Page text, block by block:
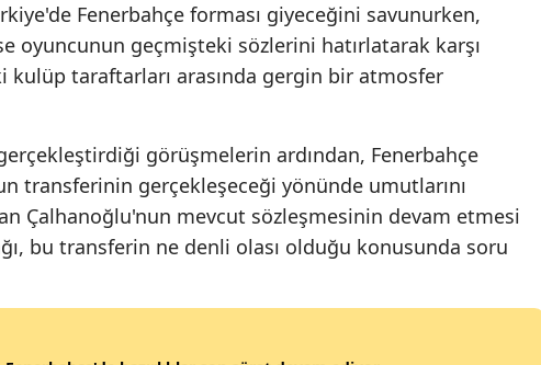
Muş
Nevşehir
Ordu
Rize
Sakarya
Fenerbahçe forması giyeceğini savunurken,
oyuncunun geçmişteki sözlerini hatırlatarak karşı
kulüp taraftarları arasında gergin bir atmosfer
görüşmelerin ardından, Fenerbahçe
transferinin gerçekleşeceği yönünde umutlarını
Çalhanoğlu'nun mevcut sözleşmesinin devam etmesi
bu transferin ne denli olası olduğu konusunda soru